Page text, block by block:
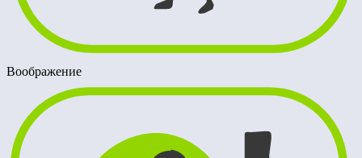
Воображение